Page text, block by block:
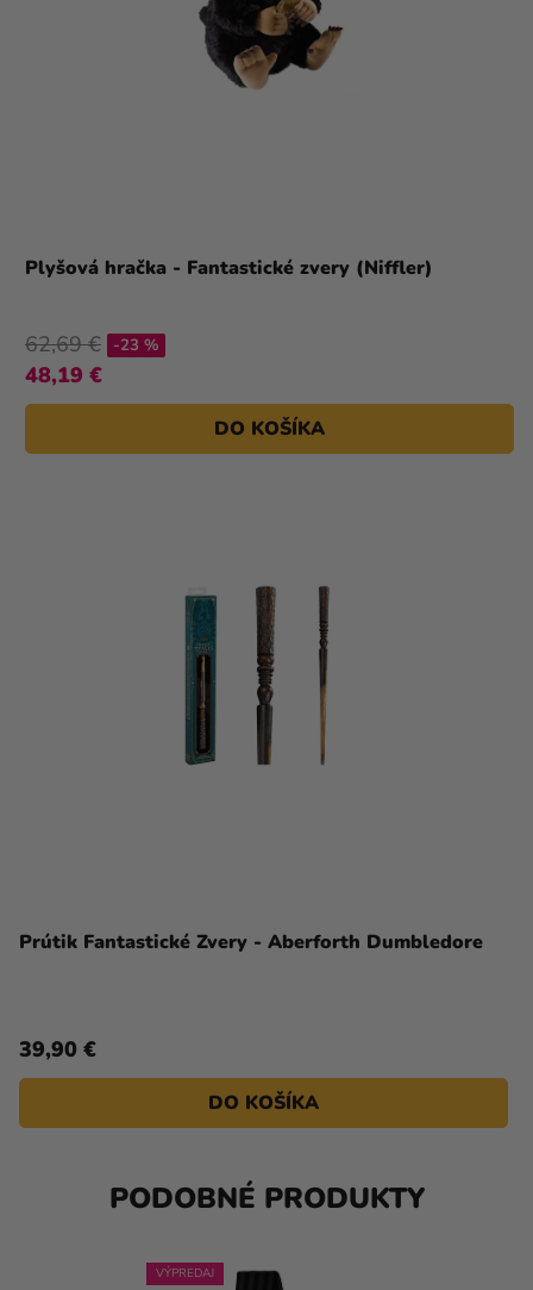
Plyšová hračka - Fantastické zvery (Niffler)
62,69 €
48,19 €
-23 %
DO KOŠÍKA
Prútik Fantastické Zvery - Aberforth Dumbledore
39,90 €
DO KOŠÍKA
PODOBNÉ PRODUKTY
VÝPREDAJ